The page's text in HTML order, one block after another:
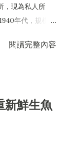
，現為私人所
年代，規模小
導
閱讀完整內容
新鮮生魚